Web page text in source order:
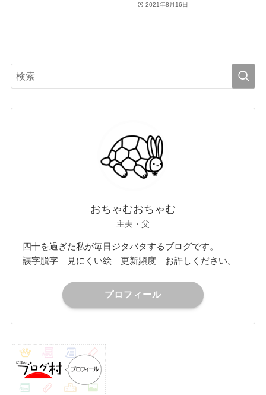
2021年8月16日
おちゃむおちゃむ
主夫・父
四十を過ぎた私が毎日ジタバタするブログです。
誤字脱字 見にくい絵 更新頻度 お許しください。
プロフィール